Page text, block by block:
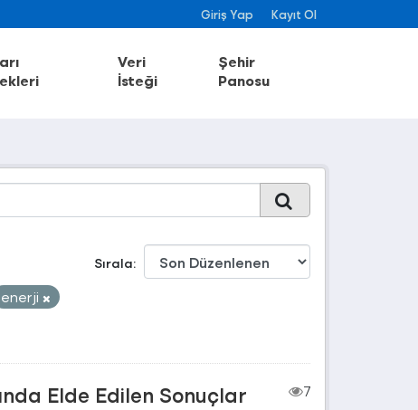
Giriş Yap Kayıt Ol
Veri
İsteği
Şehir
Panosu
Sırala
enerji
Elde Edilen Sonuçlar
7